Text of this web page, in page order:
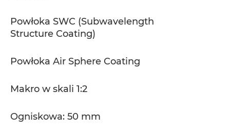
Powłoka SWC (Subwavelength
Structure Coating)
Powłoka Air Sphere Coating
Makro w skali 1:2
Ogniskowa: 50 mm